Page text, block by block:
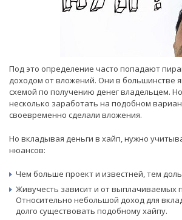
Под это определение часто попадают
доходом от вложений. Они в большинстве
схемой по получению денег владельцем.
несколько заработать на подобном
своевременно сделали вложения.
Но вкладывая деньги в хайп, нужно
нюансов:
Чем больше проект и известней, тем
Живучесть зависит и от выплачиваемых
Относительно небольшой доход для
долго существовать подобному хайпу.